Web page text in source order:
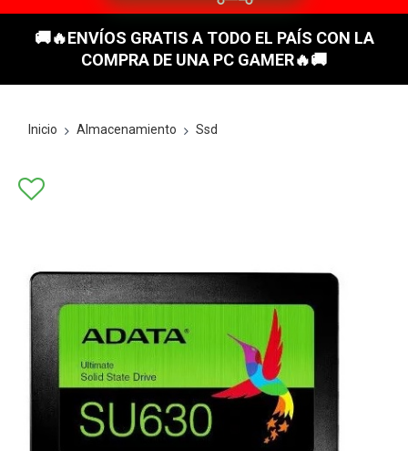
🚚🔥ENVÍOS GRATIS A TODO EL PAÍS CON LA
COMPRA DE UNA PC GAMER🔥🚚
Inicio Almacenamiento Ssd